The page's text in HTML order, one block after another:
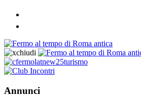
Annunci